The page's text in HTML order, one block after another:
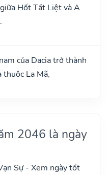
Hốt Tất Liệt và A
của Dacia trở thành
thuộc La Mã,
2046 là ngày
Sự - Xem ngày tốt